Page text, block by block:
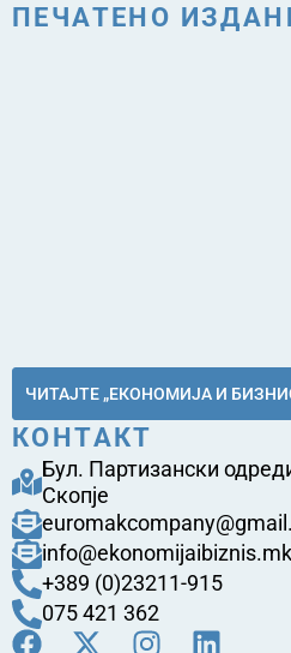
ПЕЧАТЕНО
ЧИТАЈТЕ „ЕКОНОМИЈА И
КОНТАКТ
Бул. Партизански
Скопје
info@ekonomijaibiznis.mk
+389 (0)23211-915
075 421 362